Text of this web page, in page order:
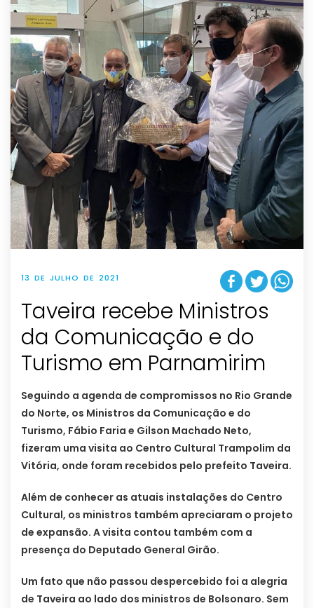
13 DE JULHO DE 2021
Taveira recebe Ministros
da Comunicação e do
Turismo em Parnamirim
Seguindo a agenda de compromissos no Rio Grande
do Norte, os Ministros da Comunicação e do
Turismo, Fábio Faria e Gilson Machado Neto,
fizeram uma visita ao Centro Cultural Trampolim da
Vitória, onde foram recebidos pelo prefeito Taveira.
Além de conhecer as atuais instalações do Centro
Cultural, os ministros também apreciaram o projeto
de expansão. A visita contou também com a
presença do Deputado General Girão.
Um fato que não passou despercebido foi a alegria
de Taveira ao lado dos ministros de Bolsonaro. Sem